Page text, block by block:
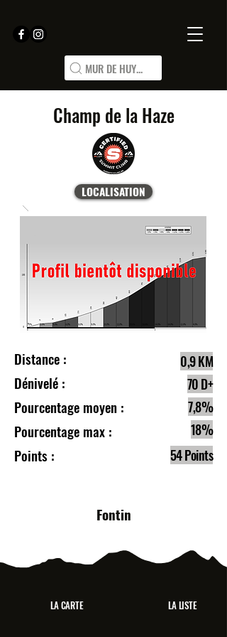
MUR DE HUY...
Champ de la Haze
LOCALISATION
Distance :
Dénivelé :
Pourcentage moyen :
Pourcentage max :
Points :
0,9 KM
70 D+
7,8%
18%
54 Points
Fontin
LA CARTE LA LISTE